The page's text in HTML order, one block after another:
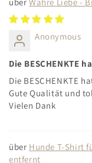
Anonymous
Die BESCHENKTE
Die BESCHENKTE
Gute Qualität und
Vielen Dank
Hunde T-Shirt
entfernt